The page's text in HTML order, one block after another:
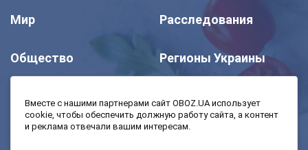
Мир Расследования
Общество Регионы Украины
Моя школа Авто
Вместе с нашими партнерами сайт OBOZ.UA использует
cookie, чтобы обеспечить должную работу сайта, а контент
и реклама отвечали вашим интересам.